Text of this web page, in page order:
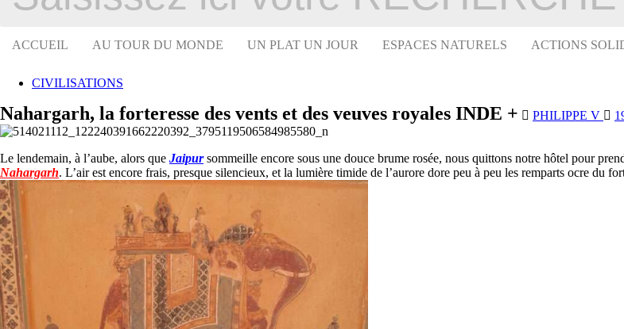
ACCUEIL AU TOUR DU MONDE UN PLAT UN JOUR ESPACES NATURELS ACTIONS
CIVILISATIONS
Nahargarh, la forteresse des vents et des veuves royales INDE + PHILIPPE V
Le lendemain, à l’aube, alors que Jaipur sommeille encore sous une douce brume rosée, nous quittons notre hôtel pour
Nahargarh. L’air est encore frais, presque silencieux, et la lumière timide de l’aurore dore peu à peu les remparts ocre du